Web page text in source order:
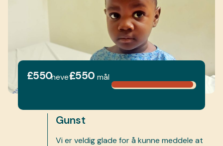
£550hevet£550 mål
Gunst
Vi er veldig glade for å kunne meddele at